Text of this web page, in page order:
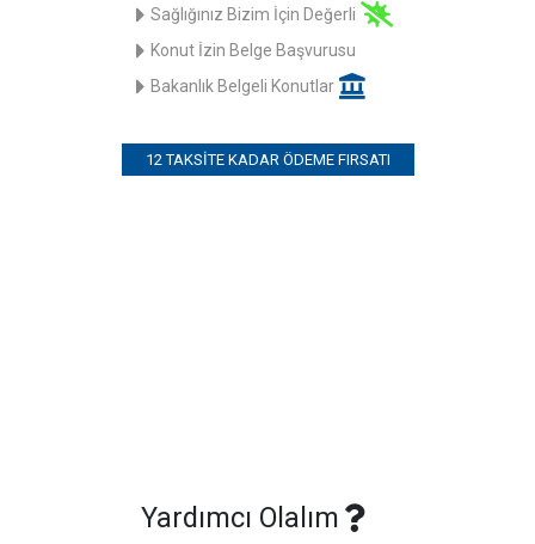
Sağlığınız Bizim İçin Değerli
Konut İzin Belge Başvurusu
Bakanlık Belgeli Konutlar
12 TAKSITE KADAR ÖDEME FIRSATI
Yardımcı Olalım